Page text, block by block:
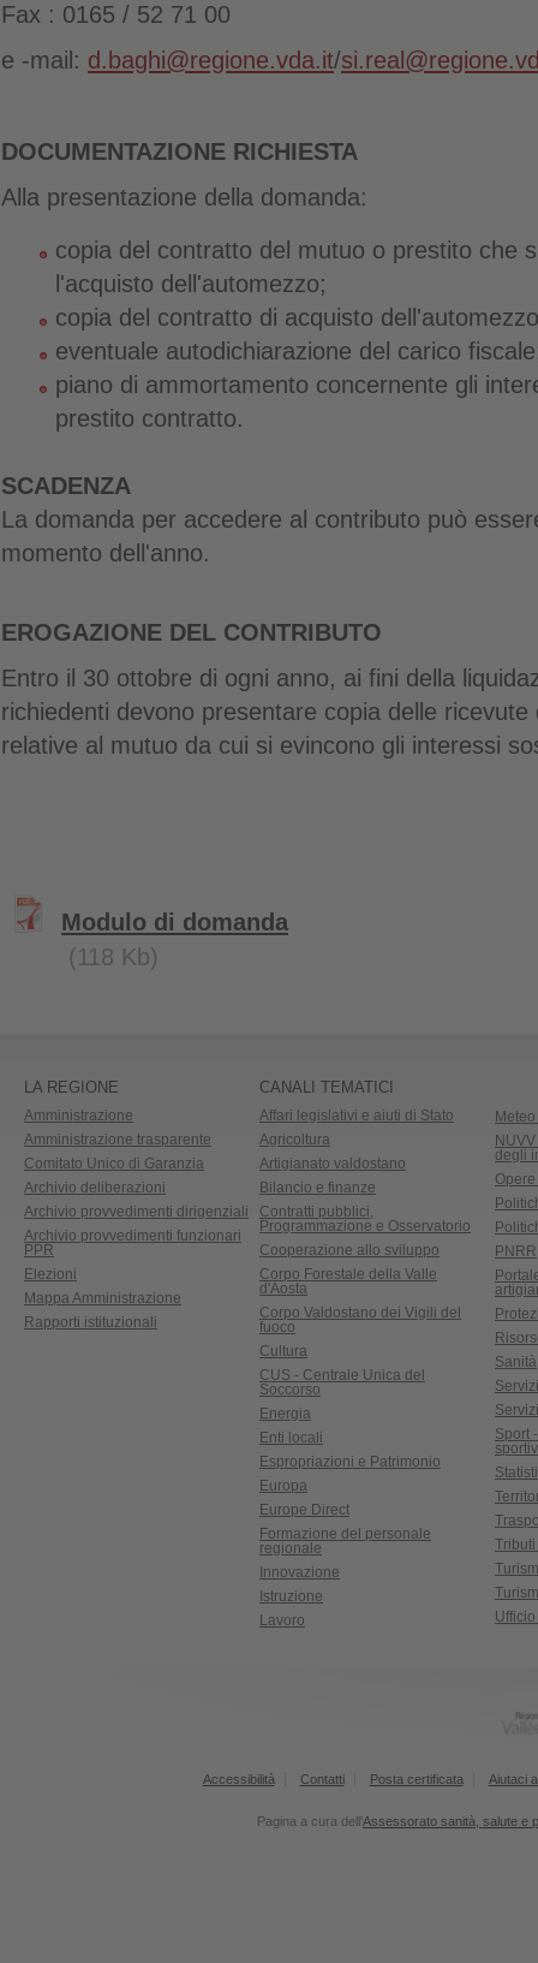
Fax : 0165 / 52 71 00
e -mail: d.baghi@regione.vda.it/
DOCUMENTAZIONE RICHIESTA
Alla presentazione della domanda:
copia del contratto del mutuo o prestito che
l'acquisto dell'automezzo;
copia del contratto di acquisto
eventuale autodichiarazione del carico
piano di ammortamento concernente gli
prestito contratto.
SCADENZA
La domanda per accedere al contributo può
momento dell'anno.
EROGAZIONE DEL CONTRIBUTO
Entro il 30 ottobre di ogni anno, ai fini della
richiedenti devono presentare copia delle
relative al mutuo da cui si evincono gli interessi
Modulo di domanda
(118 Kb)
LA REGIONE
Amministrazione
Amministrazione trasparente
Comitato Unico di Garanzia
Archivio deliberazioni
Archivio provvedimenti dirigenziali
Archivio provvedimenti funzionari
PPR
Elezioni
Mappa Amministrazione
Rapporti istituzionali
CANALI TEMATICI
Affari legislativi e aiuti di Stato
Agricoltura
Artigianato valdostano
Bilancio e finanze
Contratti pubblici,
Programmazione e Osservatorio
Cooperazione allo sviluppo
Corpo Forestale della Valle
d'Aosta
Corpo Valdostano dei Vigili del
fuoco
Cultura
CUS - Centrale Unica del
Soccorso
Energia
Enti locali
Espropriazioni e Patrimonio
Europa
Europe Direct
Formazione del personale
regionale
Innovazione
Istruzione
Lavoro
degli
PNRR
Sanità
Sport
Accessibilità Contatti Posta certificata Aiutaci
Pagina a cura dell'Assessorato sanità, salute e